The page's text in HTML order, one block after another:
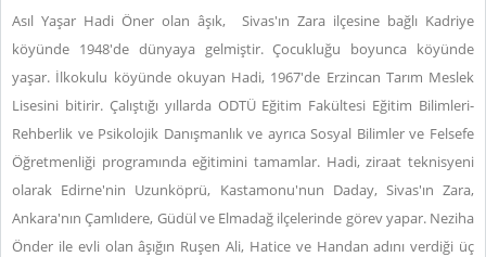
Asıl Yaşar Hadi Öner olan âşık, Sivas'ın Zara ilçesine bağlı Kadriye
köyünde 1948'de dünyaya gelmiştir. Çocukluğu boyunca köyünde
yaşar. İlkokulu köyünde okuyan Hadi, 1967'de Erzincan Tarım Meslek
Lisesini bitirir. Çalıştığı yıllarda ODTÜ Eğitim Fakültesi Eğitim Bilimleri-
Rehberlik ve Psikolojik Danışmanlık ve ayrıca Sosyal Bilimler ve Felsefe
Öğretmenliği programında eğitimini tamamlar. Hadi, ziraat teknisyeni
olarak Edirne'nin Uzunköprü, Kastamonu'nun Daday, Sivas'ın Zara,
Ankara'nın Çamlıdere, Güdül ve Elmadağ ilçelerinde görev yapar. Neziha
Önder ile evli olan âşığın Ruşen Ali, Hatice ve Handan adını verdiği üç